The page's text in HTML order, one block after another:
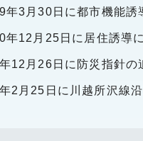
年3月30日に都市機能誘
年12月25日に居住誘導
12月26日に防災指針の
2月25日に川越所沢線